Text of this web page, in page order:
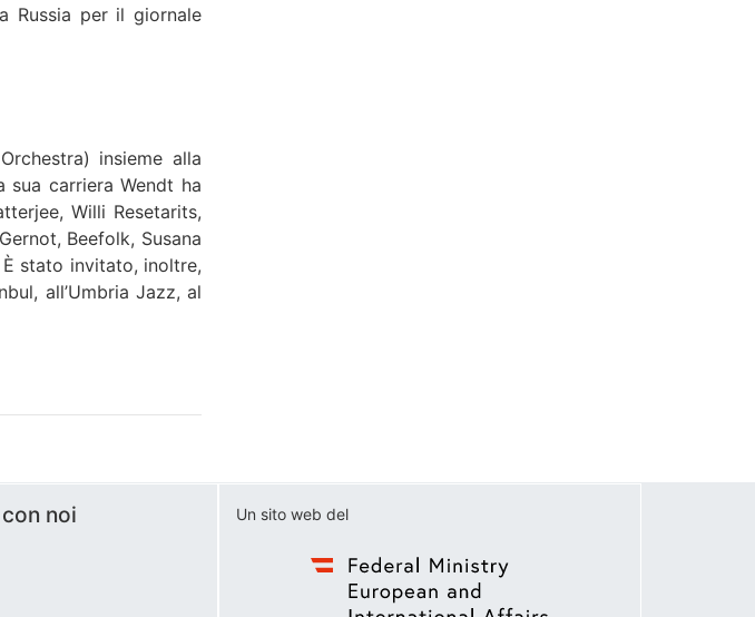
Russia per il giornale
insieme alla
carriera Wendt ha
Willi Resetarits,
Beefolk, Susana
stato invitato, inoltre,
all’Umbria Jazz, al
noi Un sito web del